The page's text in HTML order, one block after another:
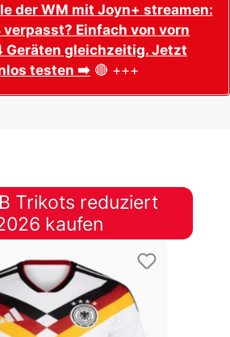
der WM mit Joyn+ streamen:
verpasst? Einfach von vorn
Geräten gleichzeitig. Jetzt
testen ➡️ 🔴 +++
Trikots reduziert
kaufen